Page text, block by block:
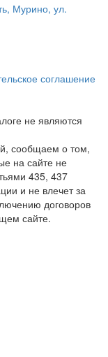
Мурино, ул.
соглашение
не являются
сообщаем о том,
на сайте не
435, 437
и не влечет за
договоров
сайте.